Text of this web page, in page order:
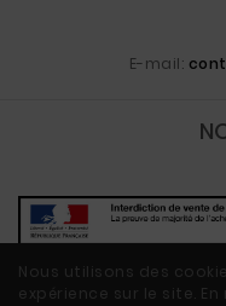
Nous utilisons des
expérience sur le site.
E-mail: